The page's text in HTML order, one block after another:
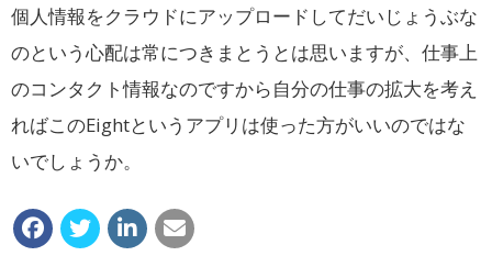
個人情報をクラウドにアップロードしてだいじょうぶな
のという心配は常につきまとうとは思いますが、仕事上
のコンタクト情報なのですから自分の仕事の拡大を考え
ればこのEightというアプリは使った方がいいのではな
いでしょうか。